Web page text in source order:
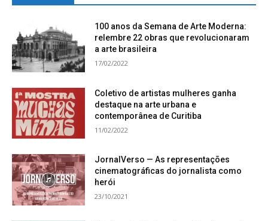
100 anos da Semana de Arte Moderna:
relembre 22 obras que revolucionaram
a arte brasileira
17/02/2022
Coletivo de artistas mulheres ganha
destaque na arte urbana e
contemporânea de Curitiba
11/02/2022
JornalVerso — As representações
cinematográficas do jornalista como
herói
23/10/2021